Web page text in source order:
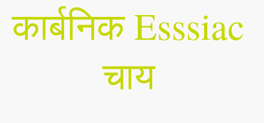
कार्बनिक Esssiac
चाय